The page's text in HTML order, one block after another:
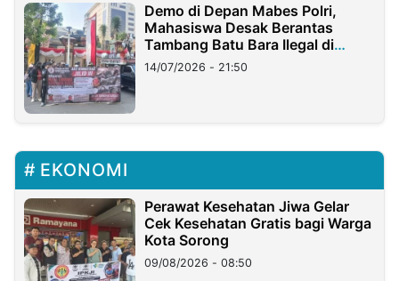
Demo di Depan Mabes Polri,
Mahasiswa Desak Berantas
Tambang Batu Bara Ilegal di
Lampung
14/07/2026 - 21:50
EKONOMI
Perawat Kesehatan Jiwa Gelar
Cek Kesehatan Gratis bagi Warga
Kota Sorong
09/08/2026 - 08:50